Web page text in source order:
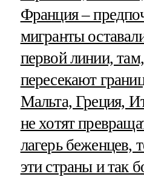
Франция –
мигранты
первой линии,
пересекают
Мальта, Греция,
не хотят
лагерь беженцев,
эти страны и так